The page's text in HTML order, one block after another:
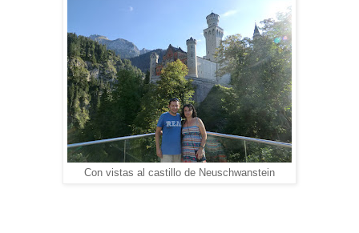
Con vistas al castillo de Neuschwanstein